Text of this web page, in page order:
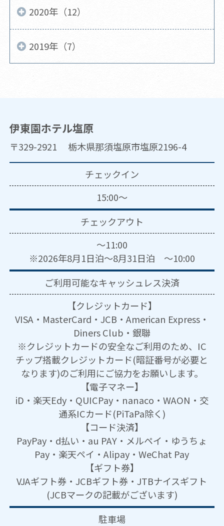
2020年（12）
2019年（7）
伊東園ホテル塩原
〒329-2921 栃木県那須塩原市塩原2196-4
チェックイン
15:00～
チェックアウト
～11:00
※2026年8月1日泊～8月31日泊 ～10:00
ご利用可能なキャッシュレス決済
【クレジットカード】
VISA・MasterCard・JCB・American Express・
Diners Club・銀聯
※クレジットカードの安全なご利用のため、IC
チップ搭載クレジットカード(暗証番号が必要と
なります)のご利用にご協力をお願いします。
【電子マネー】
iD・楽天Edy・QUICPay・nanaco・WAON・交
通系ICカード(PiTaPa除く)
【コード決済】
PayPay・d払い・au PAY・メルペイ・ゆうちょ
Pay・楽天ペイ・Alipay・WeChat Pay
【ギフト券】
VJAギフト券・JCBギフト券・JTBナイスギフト
(JCBマークの記載がございます)
駐車場